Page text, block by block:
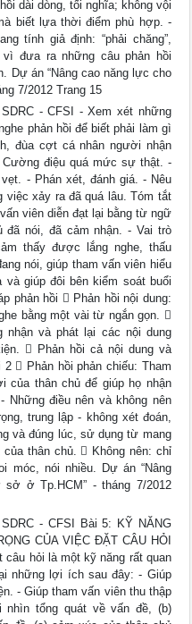
dài dòng, tối nghĩa; không vội
biết lựa thời điểm phù hợp. -
tính giả định: “phải chăng”,
vì đưa ra những câu phản hồi
Dự án “Nâng cao năng lực cho
7/2012 Trang 15
- CFSI - Xem xét những
phản hồi để biết phải làm gì
đùa cợt cá nhân người nhận
điệu quá mức sự thật. -
- Phán xét, đánh giá. - Nêu
việc xảy ra đã quá lâu. Tóm tắt
viên diễn đạt lại bằng từ ngữ
nói, đã cảm nhận. - Vai trò
thấy được lắng nghe, thấu
nói, giúp tham vấn viên hiểu
giúp đôi bên kiểm soát buổi
phản hồi  Phản hồi nội dung:
bằng một vài từ ngắn gọn. 
nhận và phát lại các nội dung
 Phản hồi cả nội dung và
 Phản hồi phản chiếu: Tham
của thân chủ để giúp họ nhận
Những điều nên và không nên
trung lập - không xét đoán,
và đúng lúc, sử dụng từ mang
thân chủ.  Không nên: chỉ
móc, nói nhiều. Dự án “Nâng
ở Tp.HCM” - tháng 7/2012
- CFSI Bài 5: KỸ NĂNG
CỦA VIỆC ĐẶT CÂU HỎI
câu hỏi là một kỹ năng rất quan
những lợi ích sau đây: - Giúp
- Giúp tham vấn viên thu thập
nhìn tổng quát về vấn đề, (b)